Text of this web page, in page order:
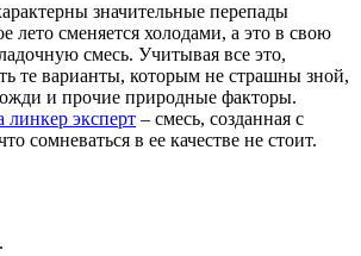
значительные перепады
лето сменяется холодами, а это в свою
смесь. Учитывая все это,
те варианты, которым не страшны зной,
и прочие природные факторы.
линкер эксперт – смесь, созданная с
сомневаться в ее качестве не стоит.